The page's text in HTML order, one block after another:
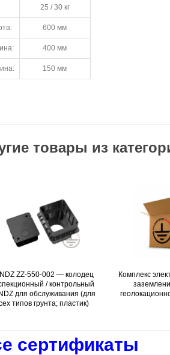
25 / 30 кг
600 мм
400 мм
150 мм
товары из
Подробнее
ZZ-550-002 — колодец
/ контрольный
для обслуживания (для
типов грунта; пластик)
Комплекс
сертификаты